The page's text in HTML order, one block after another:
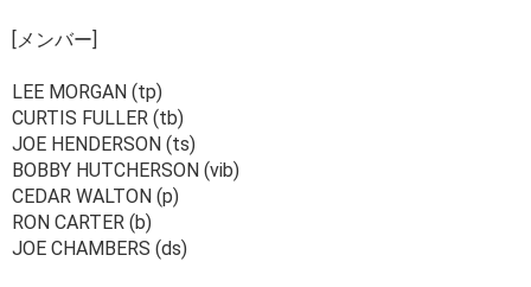
[メンバー]
LEE MORGAN (tp)
CURTIS FULLER (tb)
JOE HENDERSON (ts)
BOBBY HUTCHERSON (vib)
CEDAR WALTON (p)
RON CARTER (b)
JOE CHAMBERS (ds)